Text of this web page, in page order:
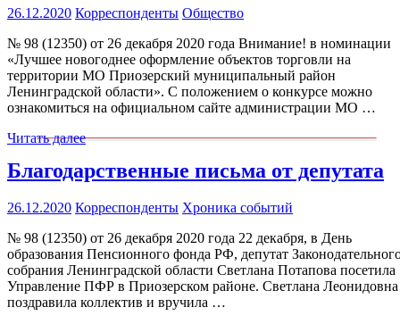
26.12.2020 Корреспонденты Общество
№ 98 (12350) от 26 декабря 2020 года Внимание! в номинации
«Лучшее новогоднее оформление объектов торговли на
территории МО Приозерский муниципальный район
Ленинградской области». С положением о конкурсе можно
ознакомиться на официальном сайте администрации МО …
Читать далее
Благодарственные письма от депутата
26.12.2020 Корреспонденты Хроника событий
№ 98 (12350) от 26 декабря 2020 года 22 декабря, в День
образования Пенсионного фонда РФ, депутат
собрания Ленинградской области Светлана Потапова посетила
Управление ПФР в Приозерском районе. Светлана Леонидовна
поздравила коллектив и вручила …